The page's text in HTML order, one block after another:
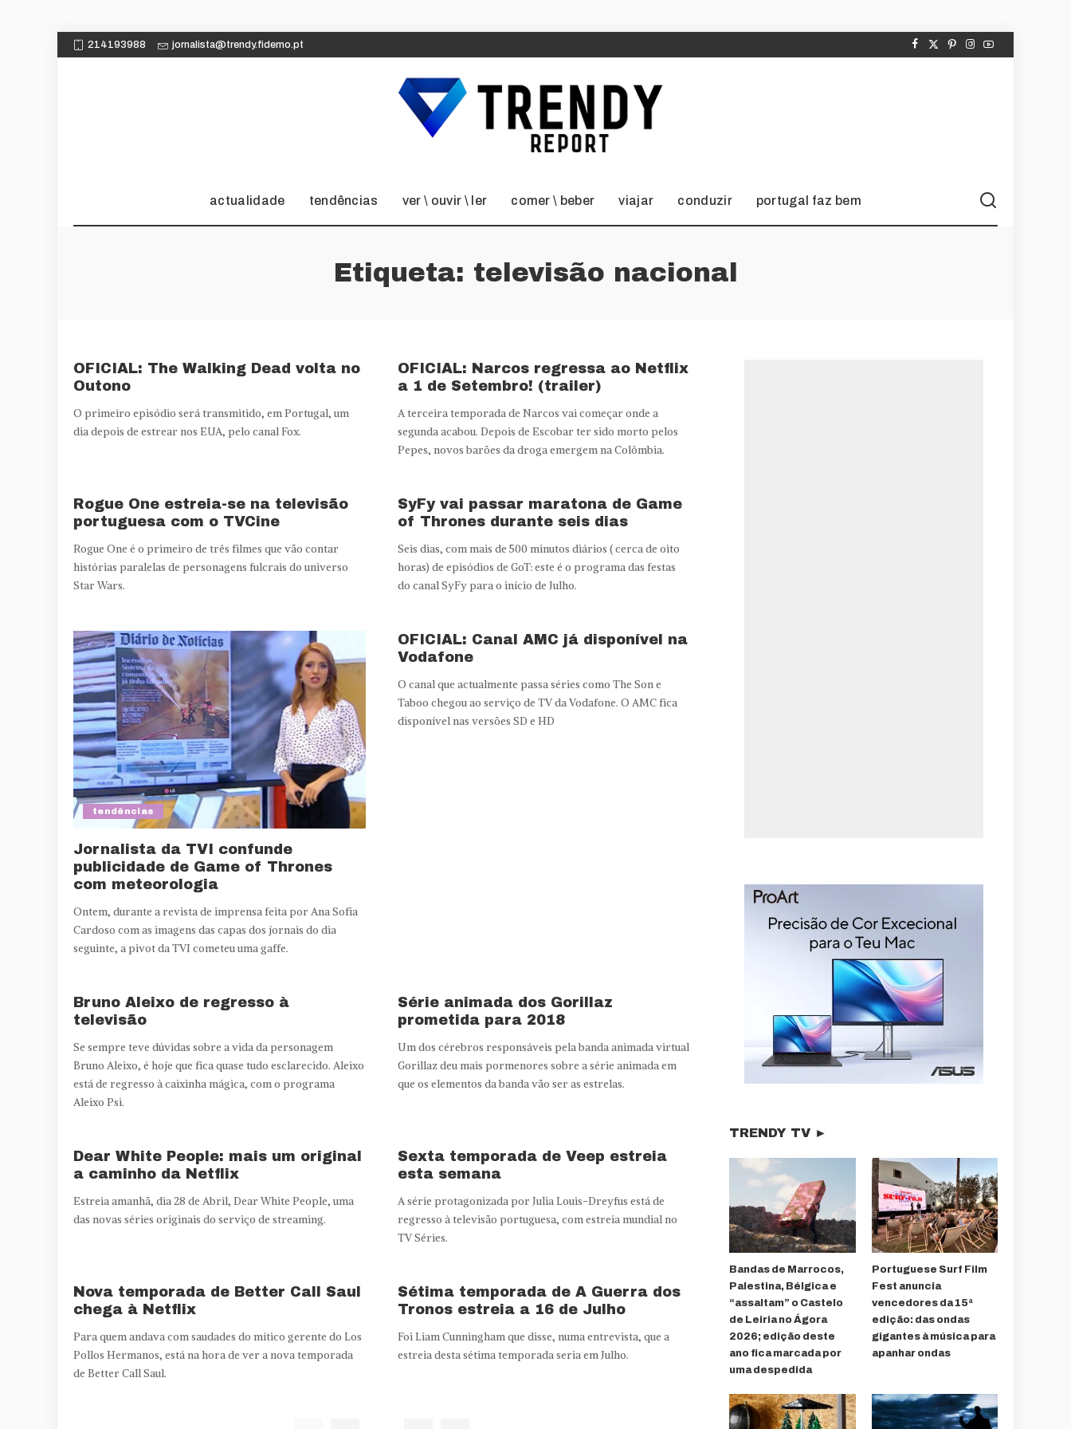
214193988 jornalista@trendy.fidemo.pt
actualidade tendências ver \ ouvir \ ler comer \ beber viajar conduzir portugal faz bem
Etiqueta: televisão nacional
OFICIAL: The Walking Dead volta no
Outono
O primeiro episódio será transmitido, em Portugal, um
dia depois de estrear nos EUA, pelo canal Fox.
OFICIAL: Narcos regressa ao Netflix
a 1 de Setembro! (trailer)
A terceira temporada de Narcos vai começar onde a
segunda acabou. Depois de Escobar ter sido morto pelos
Pepes, novos barões da droga emergem na Colômbia.
Rogue One estreia-se na televisão
portuguesa com o TVCine
Rogue One é o primeiro de três filmes que vão contar
histórias paralelas de personagens fulcrais do universo
Star Wars.
SyFy vai passar maratona de Game
of Thrones durante seis dias
Seis dias, com mais de 500 minutos diários ( cerca de oito
horas) de episódios de GoT: este é o programa das festas
do canal SyFy para o início de Julho.
tendências
Jornalista da TVI confunde
publicidade de Game of Thrones
com meteorologia
Ontem, durante a revista de imprensa feita por Ana Sofia
Cardoso com as imagens das capas dos jornais do dia
seguinte, a pivot da TVI cometeu uma gaffe.
OFICIAL: Canal AMC já disponível na
Vodafone
O canal que actualmente passa séries como The Son e
Taboo chegou ao serviço de TV da Vodafone. O AMC fica
disponível nas versões SD e HD
Bruno Aleixo de regresso à
televisão
Se sempre teve dúvidas sobre a vida da personagem
Bruno Aleixo, é hoje que fica quase tudo esclarecido. Aleixo
está de regresso à caixinha mágica, com o programa
Aleixo Psi.
Série animada dos Gorillaz
prometida para 2018
Um dos cérebros responsáveis pela banda animada virtual
Gorillaz deu mais pormenores sobre a série animada em
que os elementos da banda vão ser as estrelas.
Dear White People: mais um original
a caminho da Netflix
Estreia amanhã, dia 28 de Abril, Dear White People, uma
das novas séries originais do serviço de streaming.
Sexta temporada de Veep estreia
esta semana
A série protagonizada por Julia Louis-Dreyfus está de
regresso à televisão portuguesa, com estreia mundial no
TV Séries.
Nova temporada de Better Call Saul
chega à Netflix
Para quem andava com saudades do mítico gerente do Los
Pollos Hermanos, está na hora de ver a nova temporada
de Better Call Saul.
Sétima temporada de A Guerra dos
Tronos estreia a 16 de Julho
Foi Liam Cunningham que disse, numa entrevista, que a
estreia desta sétima temporada seria em Julho.
TRENDY TV ►
Bandas de Marrocos,
Palestina, Bélgica e
“assaltam” o Castelo
de Leiria no Ágora
2026; edição deste
ano fica marcada por
uma despedida
Portuguese Surf Film
Fest anuncia
vencedores da 15ª
edição: das ondas
gigantes à música para
apanhar ondas